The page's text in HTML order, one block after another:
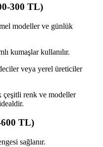
300 TL)
modeller ve günlük
kumaşlar kullanılır.
veya yerel üreticiler
renk ve modeller
600 TL)
sağlanır.